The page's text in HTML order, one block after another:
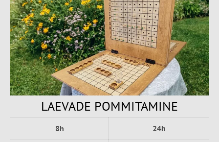
LAEVADE POMMITAMINE
8h 24h